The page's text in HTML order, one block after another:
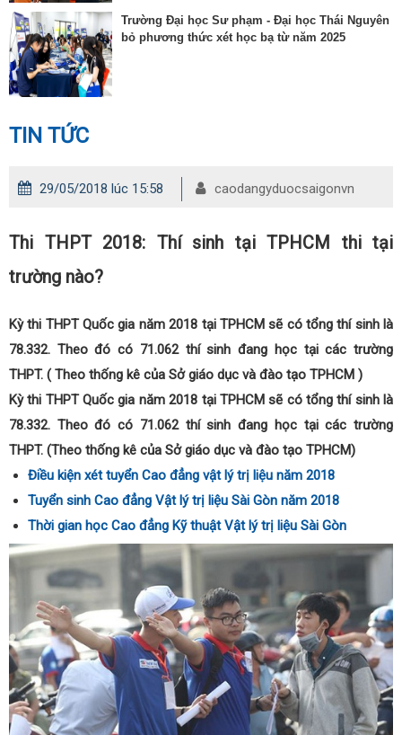
Trường Đại học Sư phạm - Đại học Thái Nguyên
bỏ phương thức xét học bạ từ năm 2025
TIN TỨC
29/05/2018 lúc 15:58 caodangyduocsaigonvn
Thi THPT 2018: Thí sinh tại TPHCM thi tại
trường nào?
Kỳ thi THPT Quốc gia năm 2018 tại TPHCM sẽ có tổng thí sinh là
78.332. Theo đó có 71.062 thí sinh đang học tại các trường
THPT. ( Theo thống kê của Sở giáo dục và đào tạo TPHCM )
Kỳ thi THPT Quốc gia năm 2018 tại TPHCM sẽ có tổng thí sinh là
78.332. Theo đó có 71.062 thí sinh đang học tại các trường
THPT. (Theo thống kê của Sở giáo dục và đào tạo TPHCM)
Điều kiện xét tuyển Cao đẳng vật lý trị liệu năm 2018
Tuyển sinh Cao đẳng Vật lý trị liệu Sài Gòn năm 2018
Thời gian học Cao đẳng Kỹ thuật Vật lý trị liệu Sài Gòn